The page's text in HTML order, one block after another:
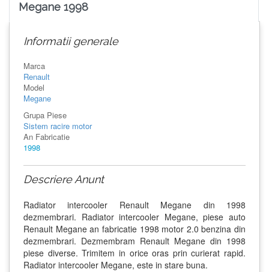
Megane 1998
Informatii generale
Marca
Renault
Model
Megane
Grupa Piese
Sistem racire motor
An Fabricatie
1998
Descriere Anunt
Radiator intercooler Renault Megane din 1998
dezmembrari. Radiator intercooler Megane, piese auto
Renault Megane an fabricatie 1998 motor 2.0 benzina din
dezmembrari. Dezmembram Renault Megane din 1998
piese diverse. Trimitem in orice oras prin curierat rapid.
Radiator intercooler Megane, este in stare buna.